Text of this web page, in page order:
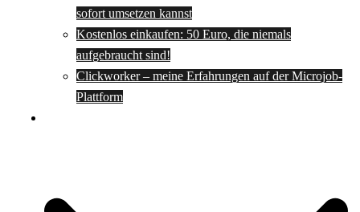
sofort umsetzen kannst
Kostenlos einkaufen: 50 Euro, die niemals
aufgebraucht sind!
Clickworker – meine Erfahrungen auf der Microjob-
Plattform